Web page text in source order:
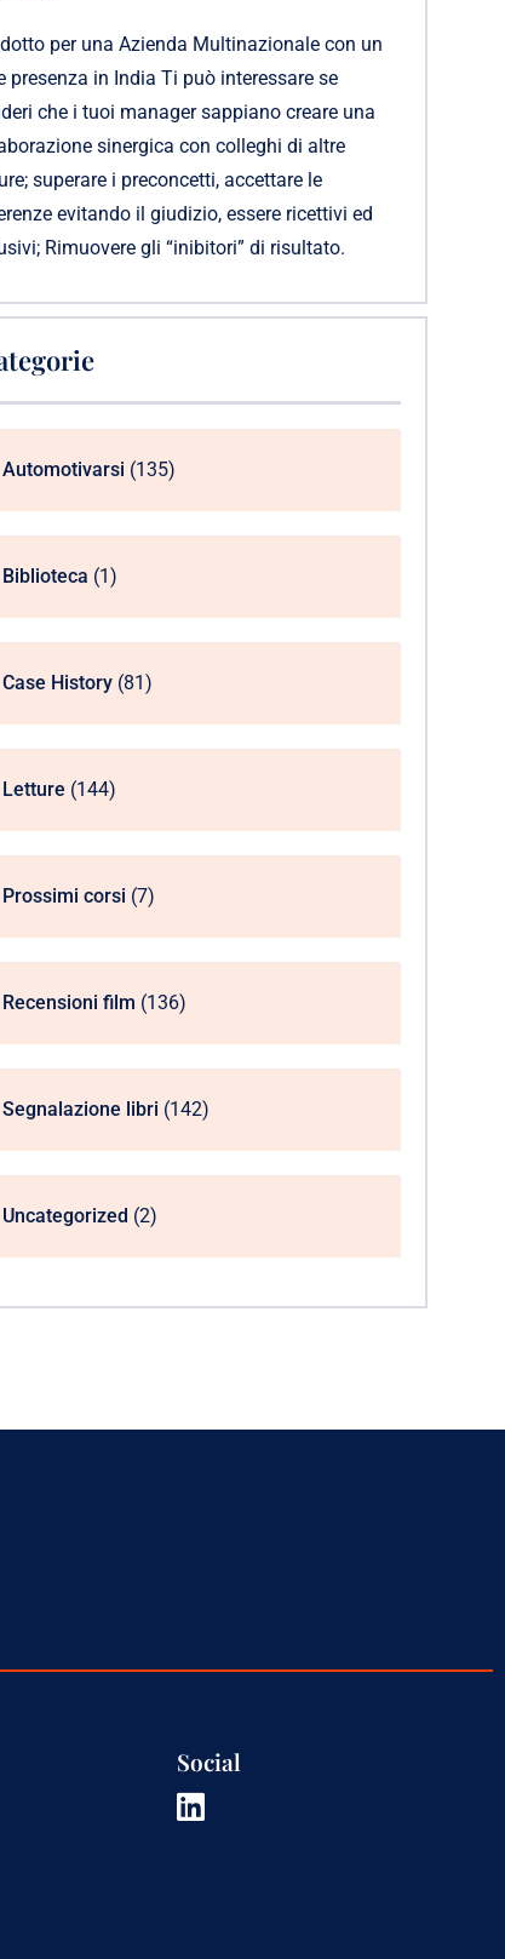
per una Azienda Multinazionale con un
presenza in India Ti può interessare se
che i tuoi manager sappiano creare una
sinergica con colleghi di altre
superare i preconcetti, accettare le
evitando il giudizio, essere ricettivi ed
Rimuovere gli “inibitori” di risultato.
Automotivarsi (135)
Biblioteca (1)
Case History (81)
Letture (144)
Prossimi corsi (7)
Recensioni film (136)
Segnalazione libri (142)
Uncategorized (2)
Social